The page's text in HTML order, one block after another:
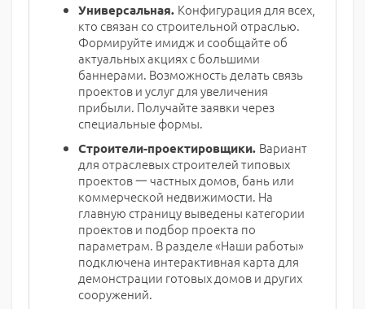
Универсальная. Конфигурация для всех,
кто связан со строительной отраслью.
Формируйте имидж и сообщайте об
актуальных акциях с большими
баннерами. Возможность делать связь
проектов и услуг для увеличения
прибыли. Получайте заявки через
специальные формы.
Строители-проектировщики. Вариант
для отраслевых строителей типовых
проектов 一 частных домов, бань или
коммерческой недвижимости. На
главную страницу выведены категории
проектов и подбор проекта по
параметрам. В разделе «Наши работы»
подключена интерактивная карта для
демонстрации готовых домов и других
сооружений.